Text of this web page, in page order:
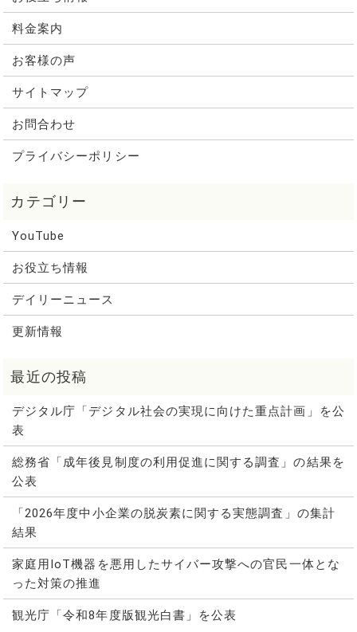
料金案内
お客様の声
サイトマップ
お問合わせ
プライバシーポリシー
YouTube
お役立ち情報
デイリーニュース
更新情報
デジタル庁「デジタル社会の実現に向けた重点計画」を公
表
総務省「成年後見制度の利用促進に関する調査」の結果を
公表
「2026年度中小企業の脱炭素に関する実態調査」の集計
結果
家庭用IoT機器を悪用したサイバー攻撃への官民一体とな
った対策の推進
観光庁「令和8年度版観光白書」を公表